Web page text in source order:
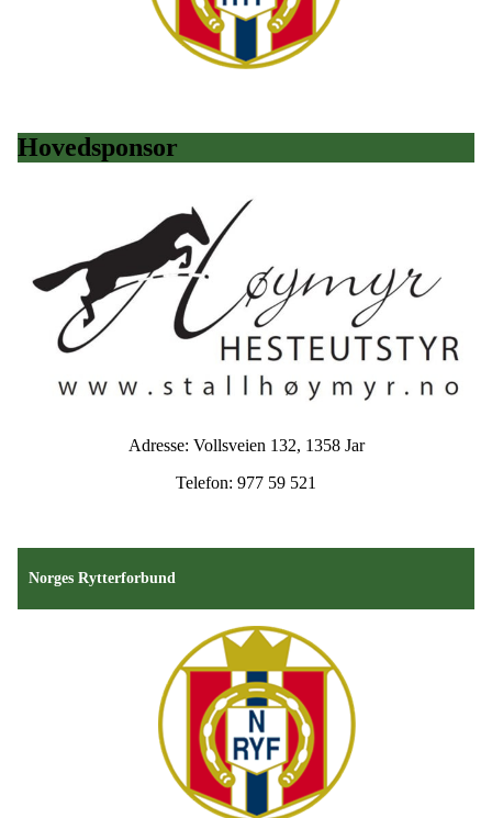
Hovedsponsor
Adresse: Vollsveien 132, 1358 Jar
Telefon: 977 59 521
Norges Rytterforbund